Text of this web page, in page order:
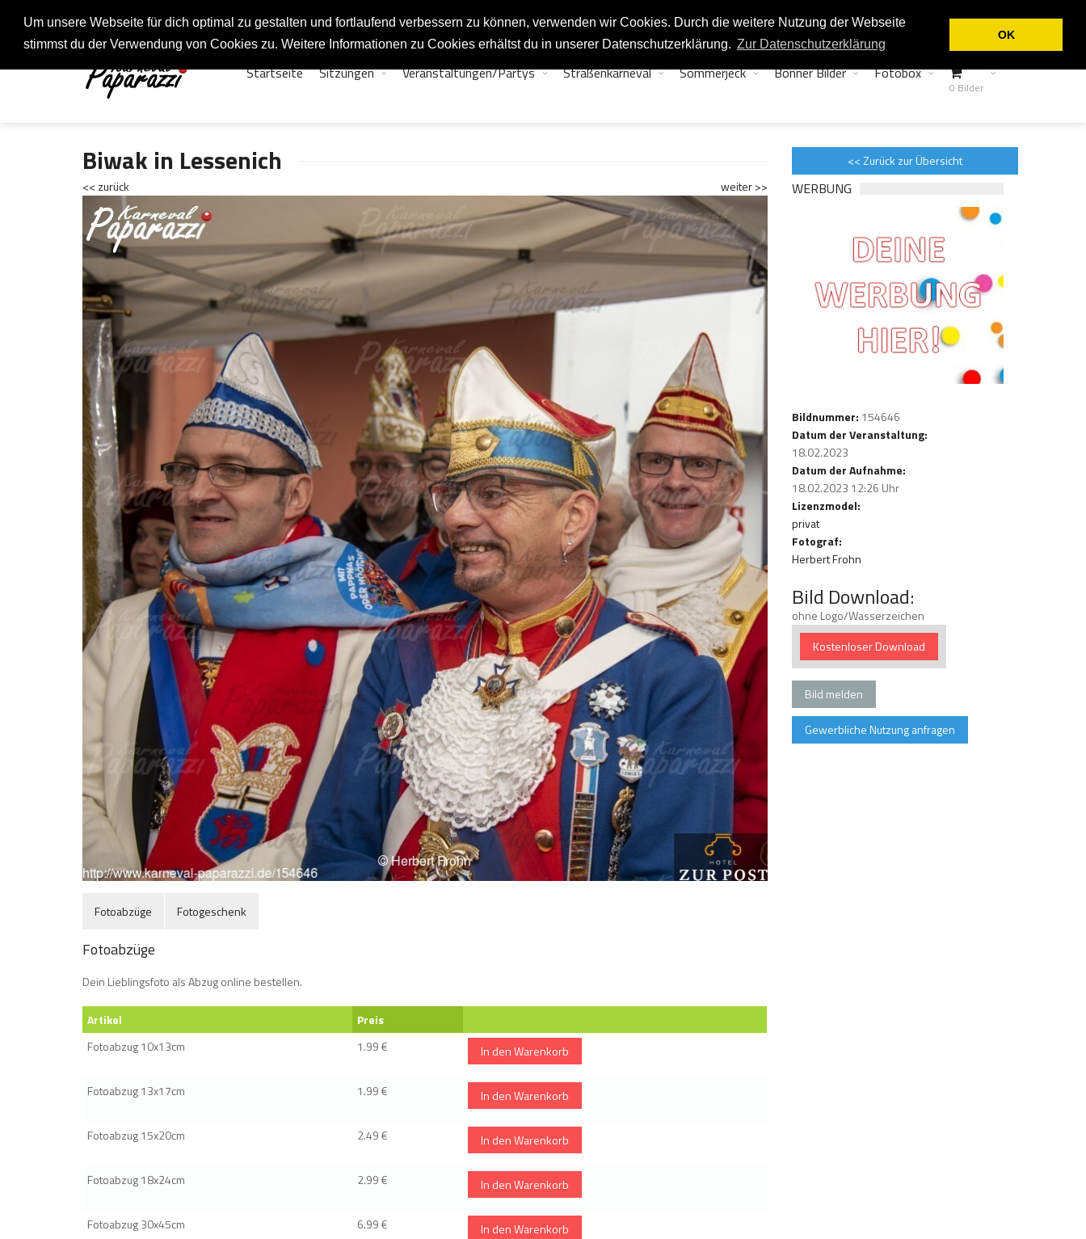
Um unsere Webseite für dich optimal zu gestalten und fortlaufend verbessern zu können, verwenden wir Cookies. Durch die weitere Nutzung der Webseite
stimmst du der Verwendung von Cookies zu. Weitere Informationen zu Cookies erhältst du in unserer Datenschutzerklärung. Zur Datenschutzerklärung
OK
Fotos rund um den Fastelovend Login Kontakt
Startseite Sitzungen Veranstaltungen/Partys Straßenkarneval Sommerjeck Bonner Bilder Fotobox
0 Bilder
Biwak in Lessenich
weiter >>
<< zurück
Fotoabzüge Fotogeschenk
Fotoabzüge
Dein Lieblingsfoto als Abzug online bestellen.
Artikel
Preis
Fotoabzug 10x13cm
1.99 € In den Warenkorb
Fotoabzug 13x17cm 1.99 € In den Warenkorb
Fotoabzug 15x20cm 2.49 € In den Warenkorb
Fotoabzug 18x24cm 2.99 € In den Warenkorb
Fotoabzug 30x45cm 6.99 € In den Warenkorb
<< Zurück zur Übersicht
WERBUNG
Bildnummer: 154646
Datum der Veranstaltung:
18.02.2023
Datum der Aufnahme:
18.02.2023 12:26 Uhr
Lizenzmodel:
privat
Fotograf:
Herbert Frohn
Bild Download:
ohne Logo/Wasserzeichen
Kostenloser Download
Bild melden
Gewerbliche Nutzung anfragen